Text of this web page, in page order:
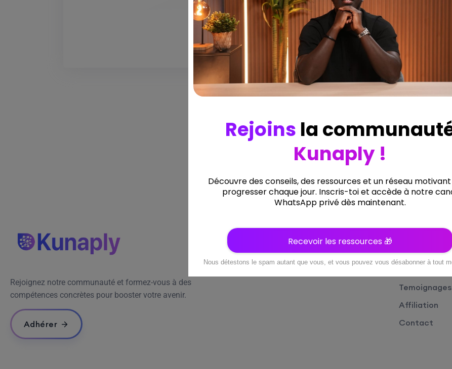
No Course found
Rejoignez notre communauté et formez-vous à des
compétences concrètes pour booster votre avenir.
Adhérer
Faq
Formations
Temoignages
Affiliation
Contact